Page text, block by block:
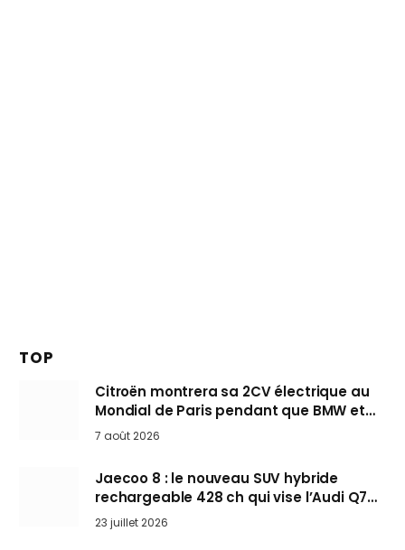
TOP
Citroën montrera sa 2CV électrique au
Mondial de Paris pendant que BMW et
Mini désertent le salon
7 août 2026
Jaecoo 8 : le nouveau SUV hybride
rechargeable 428 ch qui vise l’Audi Q7
arrive en Europe cet automne
23 juillet 2026